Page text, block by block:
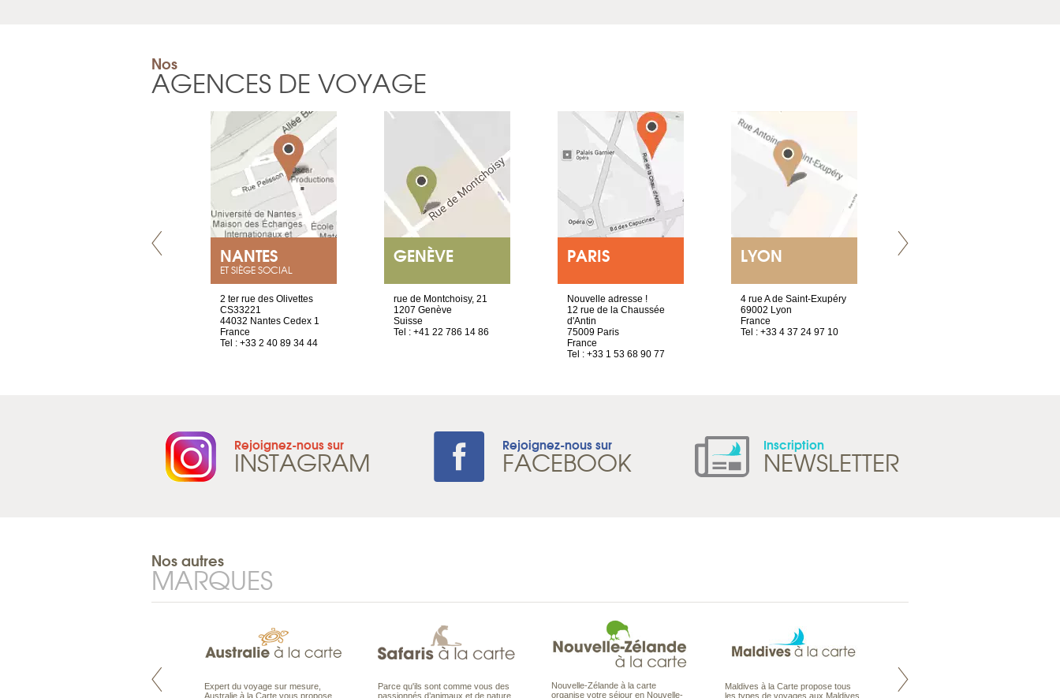
Nos
AGENCES DE VOYAGE
NANTES
ET SIÈGE SOCIAL
2 ter rue des Olivettes
CS33221
44032 Nantes Cedex 1
France
Tel : +33 2 40 89 34 44
GENÈVE
rue de Montchoisy, 21
1207 Genève
Suisse
Tel : +41 22 786 14 86
PARIS
Nouvelle adresse !
12 rue de la Chaussée
d'Antin
75009 Paris
France
Tel : +33 1 53 68 90 77
LYON
4 rue A de Saint-Exupéry
69002 Lyon
France
Tel : +33 4 37 24 97 10
Rejoignez-nous sur
INSTAGRAM Rejoignez-nous sur
FACEBOOK Inscription
NEWSLETTER
Nos autres
MARQUES
Pacifique à la carte est le spécialiste
Expert du voyage sur mesure,
Australie à la Carte vous propose
Parce qu'ils sont comme vous des
passionnés d’animaux et de nature
Nouvelle-Zélande à la carte
organise votre séjour en Nouvelle-
Maldives à la Carte propose tous
les types de voyages aux Maldives,
Notre site Odyssee est un portail